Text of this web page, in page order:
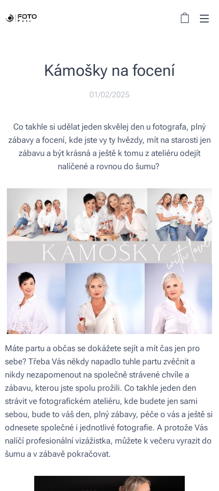
Kámošky na focení
01/02/2025
Co takhle si udělat jeden skvělej den u fotografa, plný
zábavy a focení, kde jste vy ty hvězdy, mít na starosti jen
zábavu a být krásná a ještě k tomu z ateliéru odejít
nalíčené a rovnou do šumu?
Máte partu a občas se dokážete sejít a mít čas jen pro
sebe? Třeba Vás někdy napadlo tuhle partu zvěčnit a
nikdy nezapomenout na společně strávené chvíle a
zábavu, kterou jste spolu prožili. Co takhle jeden den
strávit ve fotografickém ateliéru, kde budete jen sami
sebou, bude to váš den, plný zábavy, péče o vás a ještě si
odnesete společné i jednotlivé fotografie. A protože Vás
nalíčí profesionální vizážistka, můžete k večeru vyrazit do
šumu a v zábavě pokračovat.